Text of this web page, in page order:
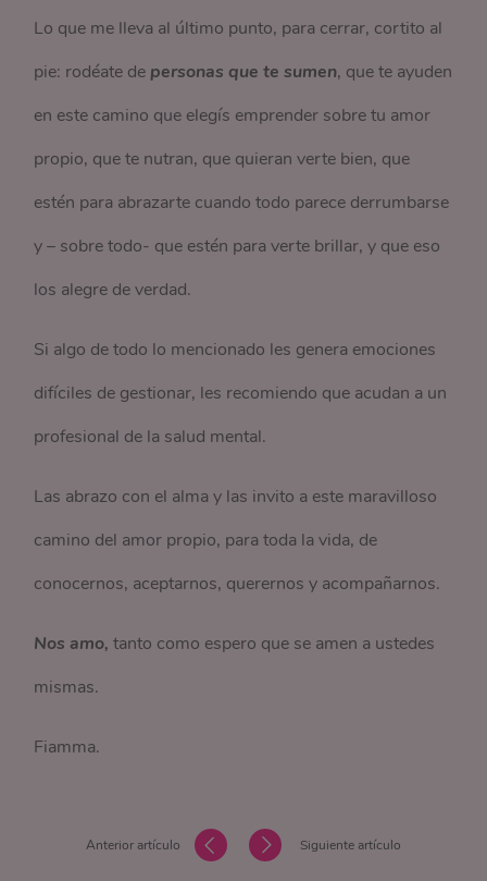
Lo que me lleva al último punto, para cerrar, cortito al
pie: rodéate de personas que te sumen, que te ayuden
en este camino que elegís emprender sobre tu amor
propio, que te nutran, que quieran verte bien, que
estén para abrazarte cuando todo parece derrumbarse
y – sobre todo- que estén para verte brillar, y que eso
los alegre de verdad.
Si algo de todo lo mencionado les genera emociones
difíciles de gestionar, les recomiendo que acudan a un
profesional de la salud mental.
Las abrazo con el alma y las invito a este maravilloso
camino del amor propio, para toda la vida, de
conocernos, aceptarnos, querernos y acompañarnos.
Nos amo, tanto como espero que se amen a ustedes
mismas.
Fiamma.
Anterior artículo Siguiente artículo